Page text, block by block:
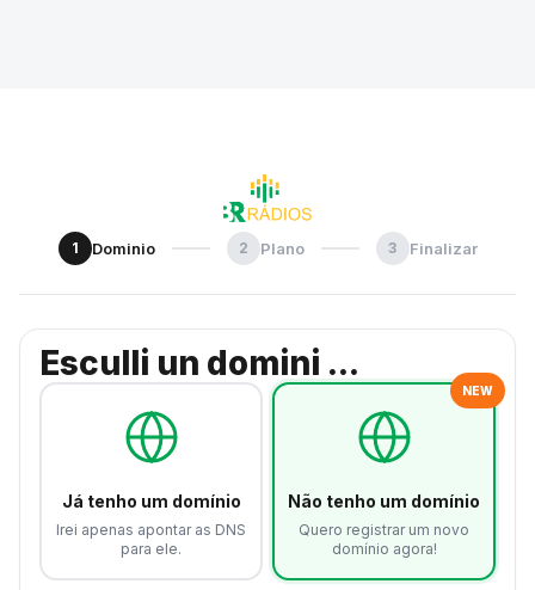
1 Dominio 2 Plano 3 Finalizar
Esculli un domini ...
Já tenho um domínio
Irei apenas apontar as DNS
para ele.
NEW
Não tenho um domínio
Quero registrar um novo
domínio agora!